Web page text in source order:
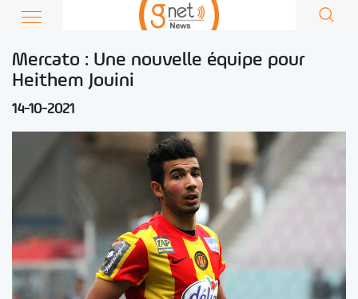
Mercato : Une nouvelle équipe pour
Heithem Jouini
14-10-2021